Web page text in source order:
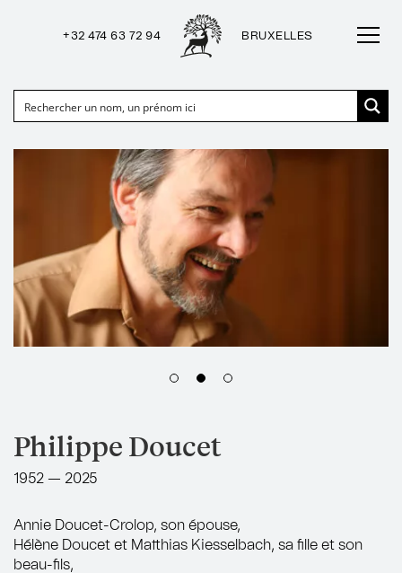
+32 474 63 72 94 BRUXELLES
Philippe Doucet
1952 — 2025
Annie Doucet-Crolop, son épouse,
Hélène Doucet et Matthias Kiesselbach, sa fille et son
beau-fils,